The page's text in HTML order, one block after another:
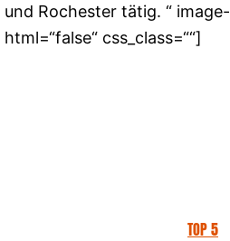
und Rochester tätig. “ image-
html=“false“ css_class=““]
TOP 5